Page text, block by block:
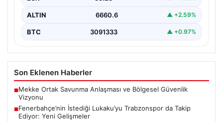
ALTIN 6660.6 ▲ +2.59%
BTC 3091333 ▲ +0.97%
Son Eklenen Haberler
■Mekke Ortak Savunma Anlaşması ve Bölgesel Güvenlik
Vizyonu
■Fenerbahçe’nin İstediği Lukaku’yu Trabzonspor da Takip
Ediyor: Yeni Gelişmeler